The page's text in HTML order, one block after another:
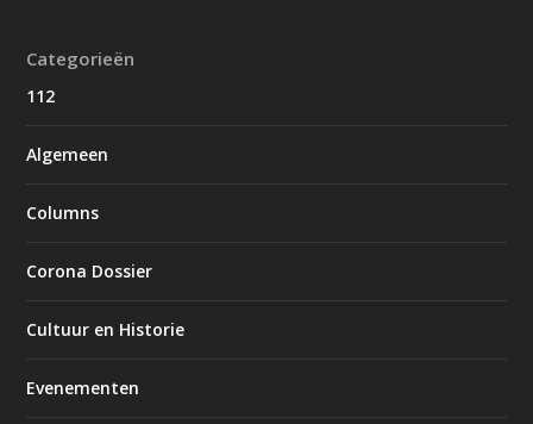
Categorieën
112
Algemeen
Columns
Corona Dossier
Cultuur en Historie
Evenementen